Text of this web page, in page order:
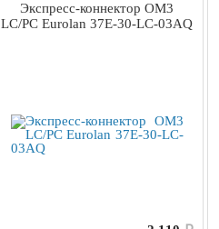
Экспресс-коннектор OM3
LC/PC Eurolan 37E-30-LC-03AQ